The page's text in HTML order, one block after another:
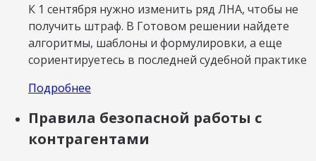
К 1 сентября нужно изменить ряд ЛНА, чтобы не
получить штраф. В Готовом решении найдете
алгоритмы, шаблоны и формулировки, а еще
сориентируетесь в последней судебной практике
Подробнее
Правила безопасной работы с
контрагентами